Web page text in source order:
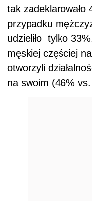
tak zadeklarowało
przypadku
udzieliło tylko
męskiej częściej
otworzyli
na swoim (46%